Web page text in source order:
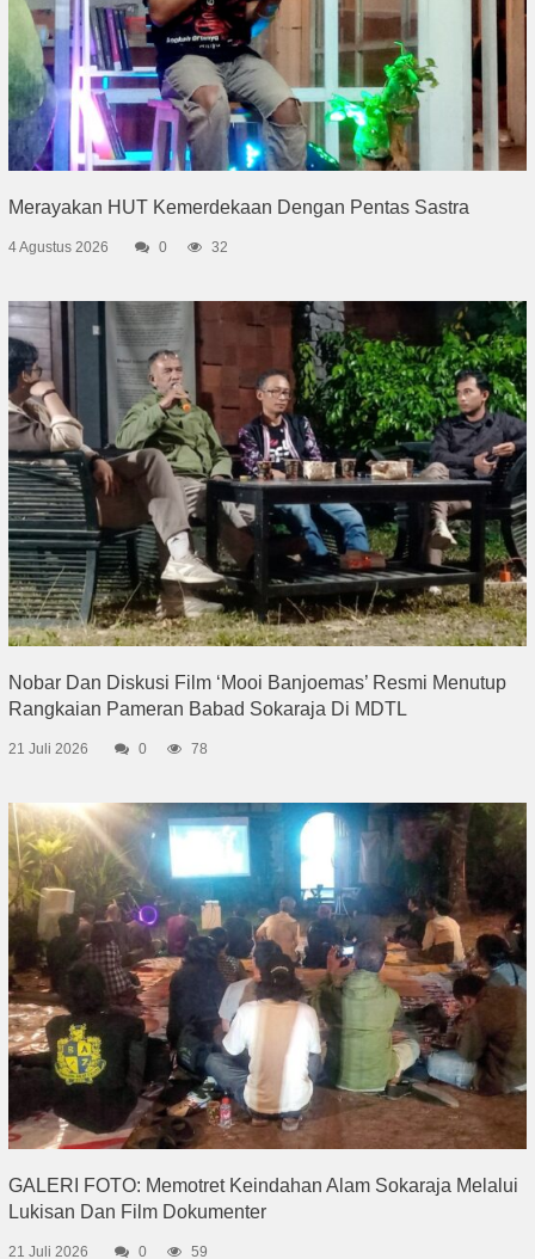
Merayakan HUT Kemerdekaan Dengan Pentas Sastra
4 Agustus 2026 0 32
Nobar Dan Diskusi Film ‘Mooi Banjoemas’ Resmi Menutup
Rangkaian Pameran Babad Sokaraja Di MDTL
21 Juli 2026 0 78
GALERI FOTO: Memotret Keindahan Alam Sokaraja Melalui
Lukisan Dan Film Dokumenter
21 Juli 2026 0 59